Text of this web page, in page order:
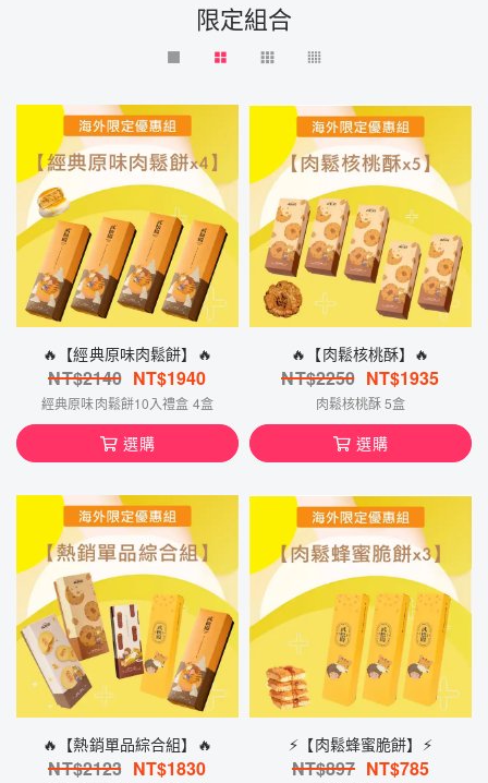
限定組合
🔥【經典原味肉鬆餅】🔥
NT$2140 NT$1940
經典原味肉鬆餅10入禮盒 4盒
選購
🔥【肉鬆核桃酥】🔥
NT$2250 NT$1935
肉鬆核桃酥 5盒
選購
🔥【熱銷單品綜合組】🔥
NT$2123 NT$1830
⚡️【肉鬆蜂蜜脆餅】⚡️
NT$897 NT$785